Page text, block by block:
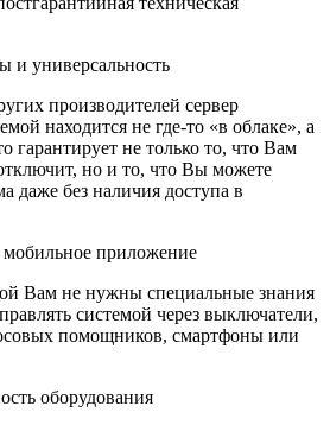
и универсальность
производителей сервер
находится не где-то «в облаке», а
гарантирует не только то, что Вам
но и то, что Вы можете
даже без наличия доступа в
приложение
Вам не нужны специальные знания
системой через выключатели,
помощников, смартфоны или
оборудования